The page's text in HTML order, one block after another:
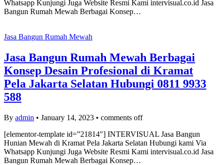
Whatsapp Kunjungi Juga Website Resmi Kami intervisual.co.id Jasa
Bangun Rumah Mewah Berbagai Konsep…
Jasa Bangun Rumah Mewah
Jasa Bangun Rumah Mewah Berbagai
Konsep Desain Profesional di Kramat
Pela Jakarta Selatan Hubungi 0811 9933
588
By admin • January 14, 2023 • comments off
[elementor-template id=”21814″] INTERVISUAL Jasa Bangun
Hunian Mewah di Kramat Pela Jakarta Selatan Hubungi kami Via
Whatsapp Kunjungi Juga Website Resmi Kami intervisual.co.id Jasa
Bangun Rumah Mewah Berbagai Konsep…